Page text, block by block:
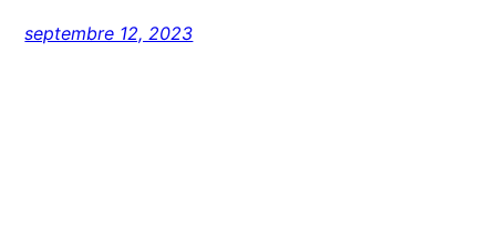
septembre 12, 2023